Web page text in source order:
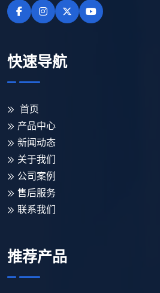
快速导航
首页
产品中心
新闻动态
关于我们
公司案例
售后服务
联系我们
推荐产品